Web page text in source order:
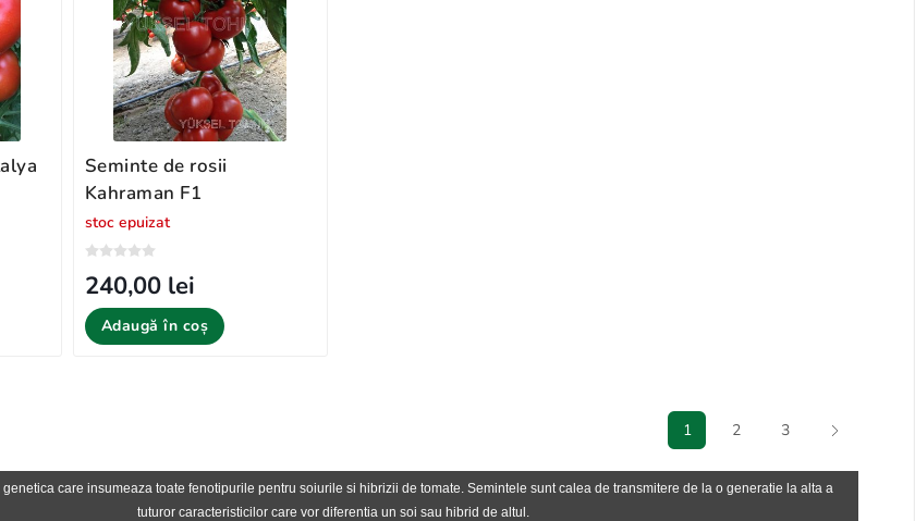
Seminte de rosii
Kahraman F1
stoc epuizat
240,00 lei
Adaugă în coș
1 2 3
care insumeaza toate fenotipurile pentru soiurile si hibrizii de tomate. Semintele sunt calea de transmitere de la o generatie la alta a
tuturor caracteristicilor care vor diferentia un soi sau hibrid de altul.